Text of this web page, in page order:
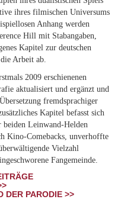
ihres filmischen Universums
Anhang werden
Hill mit Stabangaben,
Kapitel zur deutschen
Arbeit ab.
2009 erschienenen
aktualisiert und ergänzt und
fremdsprachiger
Kapitel befasst sich
Leinwand-Helden
Kino-Comebacks, unverhoffte
Vielzahl
Fangemeinde.
DER PARODIE >>